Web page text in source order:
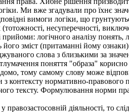
Ми вже згадували про їхнє
вимоги логіки, що
несуперечності,
логічного аналізу понять,
зміст (притаманні йому
слова з близькими за
поняття "образа"
тому самому слову може
з контексту нормативно-правового
тексту. Формулювання норми
діяльності, то